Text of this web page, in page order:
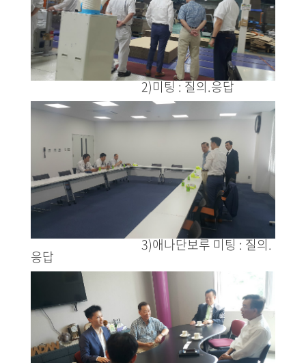
2)미팅 : 질의.응답
3)애나단보루 미팅 : 질의.
응답